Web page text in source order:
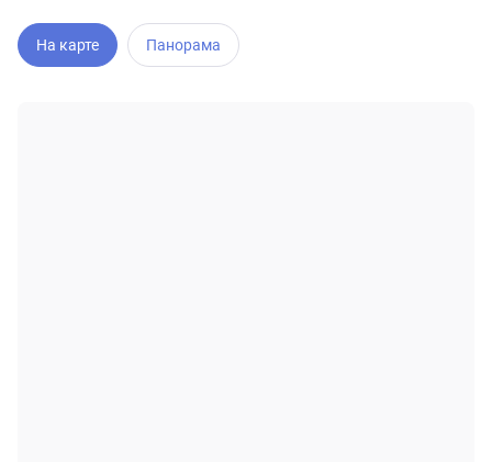
На карте Панорама